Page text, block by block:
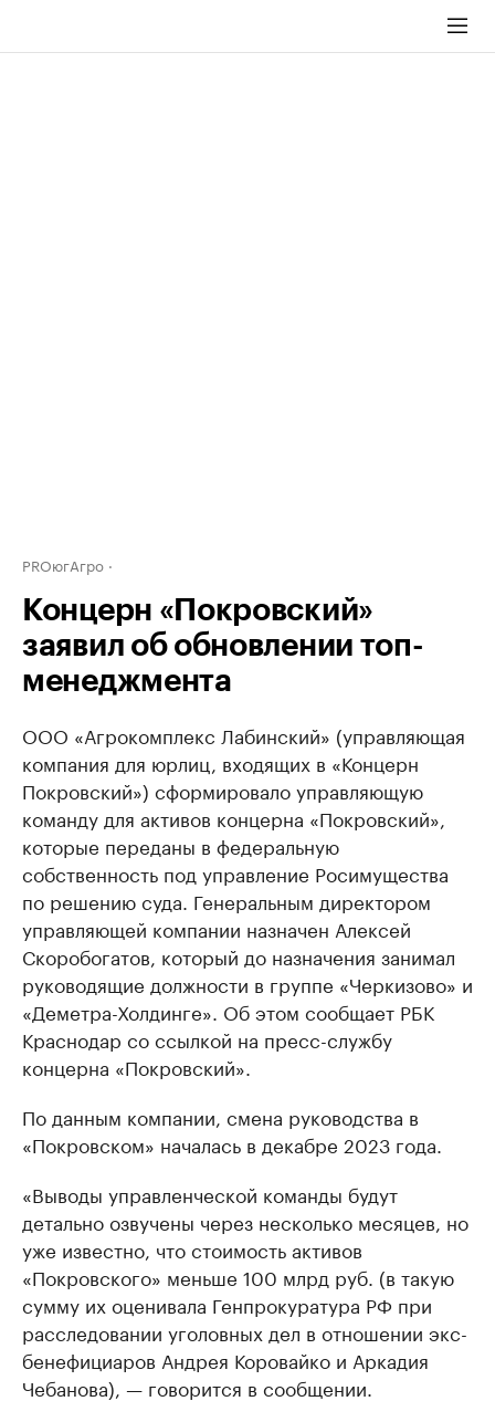
PROюгАгро
Концерн «Покровский»
заявил об обновлении топ-
менеджмента
ООО «Агрокомплекс Лабинский» (управляющая
компания для юрлиц, входящих в «Концерн
Покровский») сформировало управляющую
команду для активов концерна «Покровский»,
которые переданы в федеральную
собственность под управление Росимущества
по решению суда. Генеральным директором
управляющей компании назначен Алексей
Скоробогатов, который до назначения занимал
руководящие должности в группе «Черкизово» и
«Деметра-Холдинге». Об этом сообщает РБК
Краснодар со ссылкой на пресс-службу
концерна «Покровский».
По данным компании, смена руководства в
«Покровском» началась в декабре 2023 года.
«Выводы управленческой команды будут
детально озвучены через несколько месяцев, но
уже известно, что стоимость активов
«Покровского» меньше 100 млрд руб. (в такую
сумму их оценивала Генпрокуратура РФ при
расследовании уголовных дел в отношении экс-
бенефициаров Андрея Коровайко и Аркадия
Чебанова), — говорится в сообщении.